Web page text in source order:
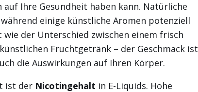
auf Ihre Gesundheit haben kann. Natürliche
einige künstliche Aromen potenziell
wie der Unterschied zwischen einem frisch
Fruchtgetränk – der Geschmack ist
die Auswirkungen auf Ihren Körper.
ist der Nicotingehalt in E-Liquids. Hohe